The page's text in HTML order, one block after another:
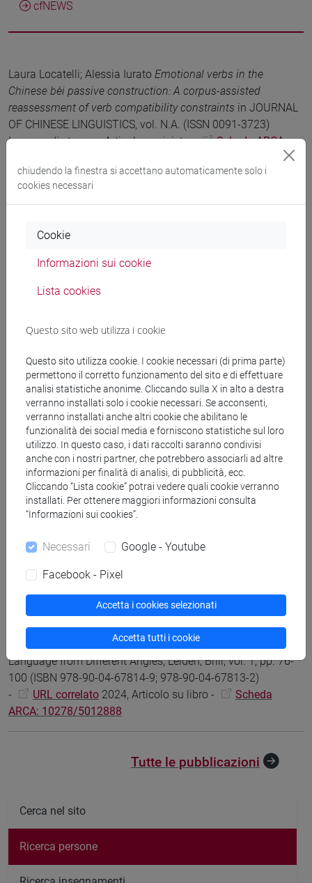
cfNEWS
Laura Locatelli; Alessia Iurato Emotional verbs in the
Chinese bèi passive construction: A corpus-assisted
reassessment of verb compatibility constraints in JOURNAL
OF CHINESE LINGUISTICS, vol. N.A. (ISSN 0091-3723)
In corso di stampa, Articolo su rivista -
Scheda ARCA:
Alessia IuratoInvestigating the acquisition of Chinese object
production and experimental data
In corso di stampa, Articolo su rivista -
10278/5119547
Alessia Iurato The acquisition of Chinese shì...de proper
Global Chinese, vol. 12, pp. 111-139 (ISSN 2199-4374)
URL correlato2026, Articolo su rivista -
Scheda
ARCA: 10278/5114415
Alessia IuratoDesign and collection of the Bimodal Italian
Learner Corpus of Chinese (BILCC)in Katherine Ackerley, Erik
Castello, Continuing Learner Corpus Research: Challenges
and Opportunities, Louvain, Presses Universitaires de
Louvain, pp. 21-54
ARCA: 10278/5033540
Alessia IuratoExploring the pragmalinguistic knowledge of
the 是 shì...的 de cleft construction in L1 Italian learners’ L2
Chinese: Triangulation of corpus and experimental datain
Istvan Kecskes; Hang Zhang, Chinese as a Second
Language from Different Angles, Leiden, Brill, vol. 1, pp. 76-
100 (ISBN 978-90-04-67814-9; 978-90-04-67813-2)
-
URL correlato 2024, Articolo su libro -
Scheda
ARCA: 10278/5012888
Tutte le pubblicazioni
Cerca nel sito
Ricerca persone
chiudendo la finestra si accettano automaticamente solo i
cookies necessari
Cookie
Informazioni sui cookie
Lista cookies
Questo sito web utilizza i cookie
Questo sito utilizza cookie. I cookie necessari (di prima parte)
permettono il corretto funzionamento del sito e di effettuare
analisi statistiche anonime. Cliccando sulla X in alto a destra
verranno installati solo i cookie necessari. Se acconsenti,
verranno installati anche altri cookie che abilitano le
funzionalità dei social media e forniscono statistiche sul loro
utilizzo. In questo caso, i dati raccolti saranno condivisi
anche con i nostri partner, che potrebbero associarli ad altre
informazioni per finalità di analisi, di pubblicità, ecc.
Cliccando “Lista cookie” potrai vedere quali cookie verranno
installati. Per ottenere maggiori informazioni consulta
“Informazioni sui cookies”.
Necessari Google - Youtube
Facebook - Pixel
Accetta i cookies selezionati
Accetta tutti i cookie